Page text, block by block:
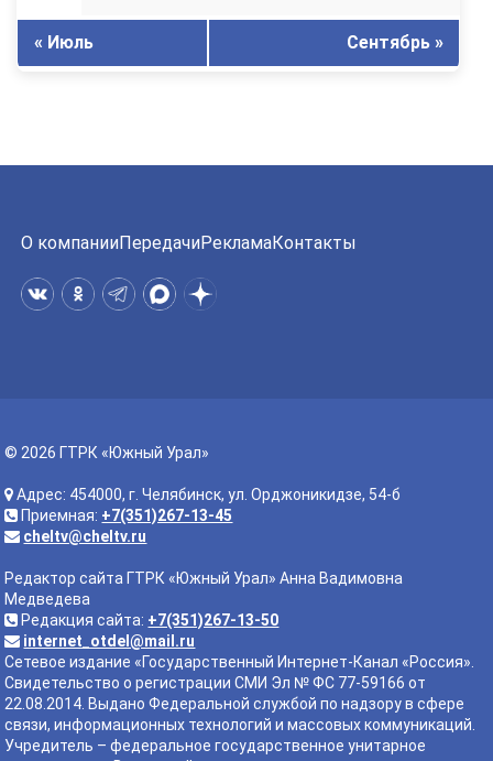
« Июль Сентябрь »
О компанииПередачиРекламаКонтакты
© 2026 ГТРК «Южный Урал»
Адрес: 454000, г. Челябинск, ул. Орджоникидзе, 54-б
Приемная: +7(351)267-13-45
cheltv@cheltv.ru
Редактор сайта ГТРК «Южный Урал» Анна Вадимовна
Медведева
Редакция сайта: +7(351)267-13-50
internet_otdel@mail.ru
Сетевое издание «Государственный Интернет-Канал «Россия».
Свидетельство о регистрации СМИ Эл № ФС 77-59166 от
22.08.2014. Выдано Федеральной службой по надзору в сфере
связи, информационных технологий и массовых коммуникаций.
Учредитель – федеральное государственное унитарное